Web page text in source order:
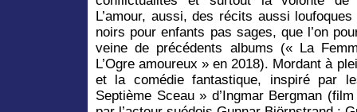
L’amour, aussi, des récits aussi
noirs pour enfants pas sages, que l’on
veine de précédents albums (« La
L’Ogre amoureux » en 2018). Mordant à
et la comédie fantastique, inspiré par
Septième Sceau » d’Ingmar Bergman